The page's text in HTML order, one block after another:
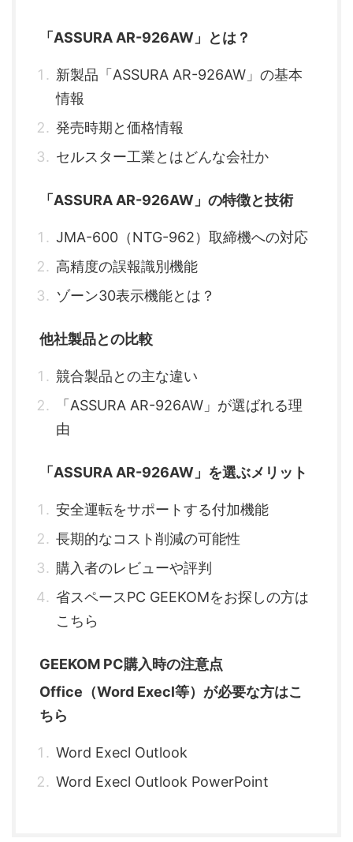
「ASSURA AR-926AW」とは？
新製品「ASSURA AR-926AW」の基本
情報
発売時期と価格情報
セルスター工業とはどんな会社か
「ASSURA AR-926AW」の特徴と技術
JMA-600（NTG-962）取締機への対応
高精度の誤報識別機能
ゾーン30表示機能とは？
他社製品との比較
競合製品との主な違い
「ASSURA AR-926AW」が選ばれる理
由
「ASSURA AR-926AW」を選ぶメリット
安全運転をサポートする付加機能
長期的なコスト削減の可能性
購入者のレビューや評判
省スペースPC GEEKOMをお探しの方は
こちら
GEEKOM PC購入時の注意点
Office（Word Execl等）が必要な方はこ
ちら
Word Execl Outlook
Word Execl Outlook PowerPoint